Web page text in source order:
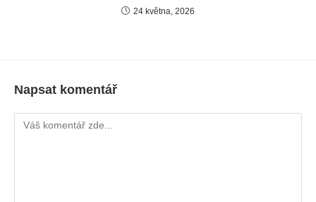
24 května, 2026
Napsat komentář